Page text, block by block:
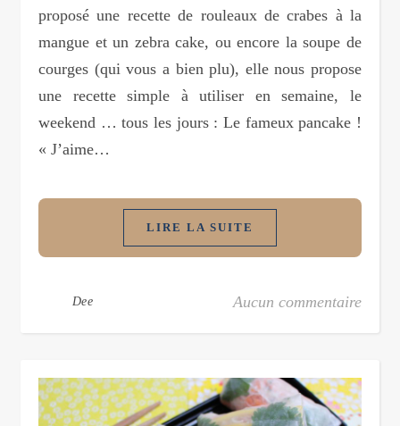
proposé une recette de rouleaux de crabes à la
mangue et un zebra cake, ou encore la soupe de
courges (qui vous a bien plu), elle nous propose
une recette simple à utiliser en semaine, le
weekend … tous les jours : Le fameux pancake !
« J’aime…
LIRE LA SUITE
Dee Aucun commentaire